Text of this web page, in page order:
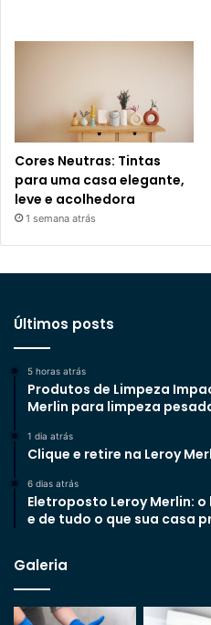
Cores Neutras: Tintas
para uma casa elegante,
leve e acolhedora
1 semana atrás
Últimos posts
5 horas atrás
Produtos de Limpeza
Merlin para limpeza
1 dia atrás
Clique e retire na Leroy
6 dias atrás
Eletroposto Leroy Merlin:
e de tudo o que sua casa
Galeria